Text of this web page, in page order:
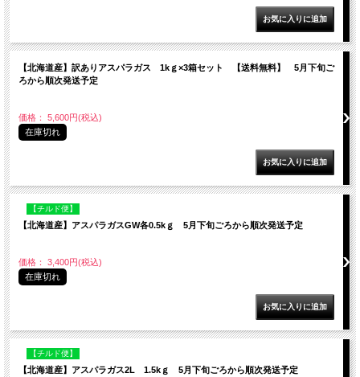
【北海道産】訳ありアスパラガス 1kｇ×3箱セット 【送料無料】 5月下旬ご
ろから順次発送予定
価格： 5,600円(税込)
在庫切れ
【チルド便】
【北海道産】アスパラガスGW各0.5kｇ 5月下旬ごろから順次発送予定
価格： 3,400円(税込)
在庫切れ
【チルド便】
【北海道産】アスパラガス2L 1.5kｇ 5月下旬ごろから順次発送予定